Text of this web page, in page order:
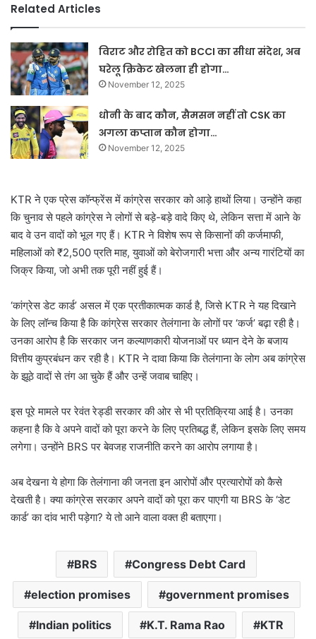
Related Articles
विराट और रोहित को BCCI का सीधा संदेश, अब
घरेलू क्रिकेट खेलना ही होगा…
November 12, 2025
धोनी के बाद कौन, सैमसन नहीं तो CSK का
अगला कप्तान कौन होगा…
November 12, 2025
KTR ने एक प्रेस कॉन्फ्रेंस में कांग्रेस सरकार को आड़े हाथों लिया। उन्होंने कहा
कि चुनाव से पहले कांग्रेस ने लोगों से बड़े-बड़े वादे किए थे, लेकिन सत्ता में आने के
बाद वे उन वादों को भूल गए हैं। KTR ने विशेष रूप से किसानों की कर्जमाफी,
महिलाओं को ₹2,500 प्रति माह, युवाओं को बेरोजगारी भत्ता और अन्य गारंटियों का
जिक्र किया, जो अभी तक पूरी नहीं हुई हैं।
‘कांग्रेस डेट कार्ड’ असल में एक प्रतीकात्मक कार्ड है, जिसे KTR ने यह दिखाने
के लिए लॉन्च किया है कि कांग्रेस सरकार तेलंगाना के लोगों पर ‘कर्ज’ बढ़ा रही है।
उनका आरोप है कि सरकार जन कल्याणकारी योजनाओं पर ध्यान देने के बजाय
वित्तीय कुप्रबंधन कर रही है। KTR ने दावा किया कि तेलंगाना के लोग अब कांग्रेस
के झूठे वादों से तंग आ चुके हैं और उन्हें जवाब चाहिए।
इस पूरे मामले पर रेवंत रेड्डी सरकार की ओर से भी प्रतिक्रिया आई है। उनका
कहना है कि वे अपने वादों को पूरा करने के लिए प्रतिबद्ध हैं, लेकिन इसके लिए समय
लगेगा। उन्होंने BRS पर बेवजह राजनीति करने का आरोप लगाया है।
अब देखना ये होगा कि तेलंगाना की जनता इन आरोपों और प्रत्यारोपों को कैसे
देखती है। क्या कांग्रेस सरकार अपने वादों को पूरा कर पाएगी या BRS के ‘डेट
कार्ड’ का दांव भारी पड़ेगा? ये तो आने वाला वक्त ही बताएगा।
BRS Congress Debt Card
election promises government promises
Indian politics K.T. Rama Rao KTR